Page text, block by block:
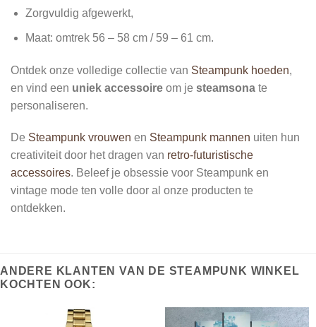
Zorgvuldig afgewerkt,
Maat: omtrek 56 – 58 cm / 59 – 61 cm.
Ontdek onze volledige collectie van Steampunk hoeden,
en vind een uniek accessoire om je steamsona te
personaliseren.
De Steampunk vrouwen en Steampunk mannen uiten hun
creativiteit door het dragen van retro-futuristische
accessoires. Beleef je obsessie voor Steampunk en
vintage mode ten volle door al onze producten te
ontdekken.
ANDERE KLANTEN VAN DE STEAMPUNK WINKEL
KOCHTEN OOK: